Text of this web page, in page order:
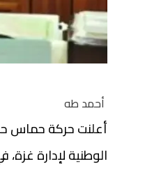
أحمد طه
أعلنت حركة حماس
الوطنية لإدارة